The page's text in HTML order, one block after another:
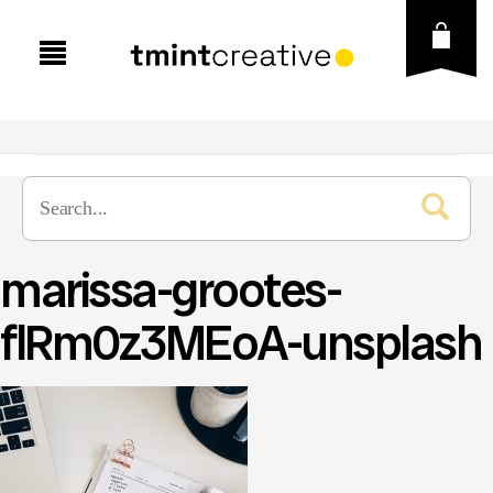
marissa-grootes-
flRm0z3MEoA-unsplash